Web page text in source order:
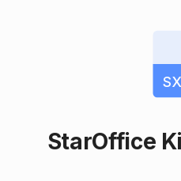
StarOffice